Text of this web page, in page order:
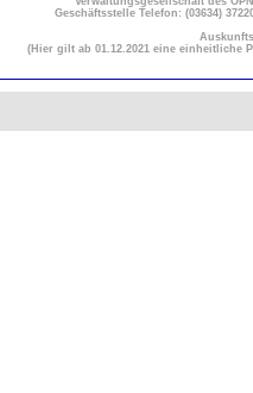
Geschäftsstelle Telefon: (03634)
(Hier gilt ab 01.12.2021 eine einheitliche